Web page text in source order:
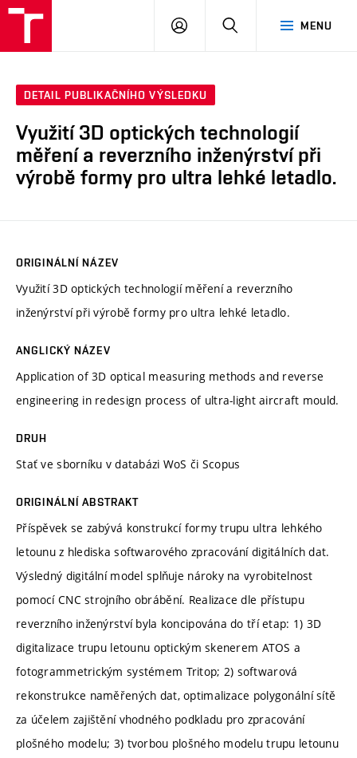
MENU
PŘIHLÁSIT
DETAIL PUBLIKAČNÍHO VÝSLEDKU
Využití 3D optických technologií
měření a reverzního inženýrství při
výrobě formy pro ultra lehké letadlo.
ORIGINÁLNÍ NÁZEV
Využití 3D optických technologií měření a reverzního
inženýrství při výrobě formy pro ultra lehké letadlo.
ANGLICKÝ NÁZEV
Application of 3D optical measuring methods and reverse
engineering in redesign process of ultra-light aircraft mould.
DRUH
Stať ve sborníku v databázi WoS či Scopus
ORIGINÁLNÍ ABSTRAKT
Příspěvek se zabývá konstrukcí formy trupu ultra lehkého
letounu z hlediska softwarového zpracování digitálních dat.
Výsledný digitální model splňuje nároky na vyrobitelnost
pomocí CNC strojního obrábění. Realizace dle přístupu
reverzního inženýrství byla koncipována do tří etap: 1) 3D
digitalizace trupu letounu optickým skenerem ATOS a
fotogrammetrickým systémem Tritop; 2) softwarová
rekonstrukce naměřených dat, optimalizace polygonální sítě
za účelem zajištění vhodného podkladu pro zpracování
plošného modelu; 3) tvorbou plošného modelu trupu letounu